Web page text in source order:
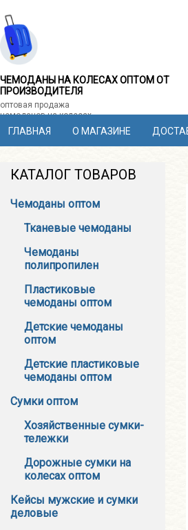
ЧЕМОДАНЫ НА КОЛЕСАХ ОПТОМ ОТ
ПРОИЗВОДИТЕЛЯ
оптовая продажа
чемоданов на колесах
ГЛАВНАЯ О МАГАЗИНЕ
КАТАЛОГ ТОВАРОВ
Чемоданы оптом
Тканевые чемоданы
Чемоданы
полипропилен
Пластиковые
чемоданы оптом
Детские чемоданы
оптом
Детские пластиковые
чемоданы оптом
Сумки оптом
Хозяйственные сумки-
тележки
Дорожные сумки на
колесах оптом
Кейсы мужские и сумки
деловые